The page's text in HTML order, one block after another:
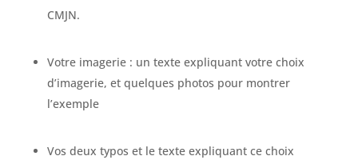
CMJN.
Votre imagerie : un texte expliquant votre choix
d’imagerie, et quelques photos pour montrer
l’exemple
Vos deux typos et le texte expliquant ce choix